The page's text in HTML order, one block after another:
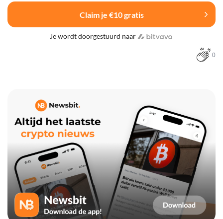
Claim je €10 gratis
Je wordt doorgestuurd naar
0